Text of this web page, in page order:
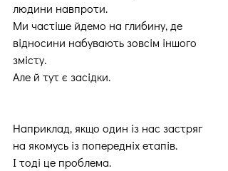
людини навпроти.
Ми частіше йдемо на глибину, де
відносини набувають зовсім іншого
змісту.
Але й тут є засідки.
Наприклад, якщо один із нас застряг
на якомусь із попередніх етапів.
І тоді це проблема.